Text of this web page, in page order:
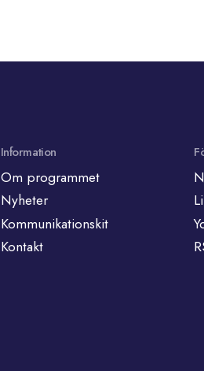
Information
Om programmet
Nyheter
Kommunikationskit
Kontakt